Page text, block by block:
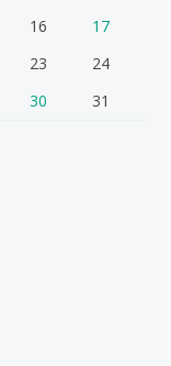
16
17
23
24
30 31